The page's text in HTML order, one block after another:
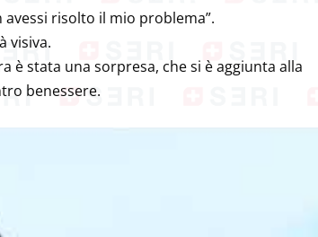
risolto il mio problema”.
visiva.
è stata una sorpresa, che si è aggiunta alla
benessere.